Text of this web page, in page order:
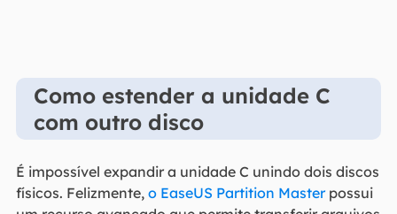
Como estender a unidade C
com outro disco
É impossível expandir a unidade C unindo dois discos
físicos. Felizmente, o EaseUS Partition Masterpossui